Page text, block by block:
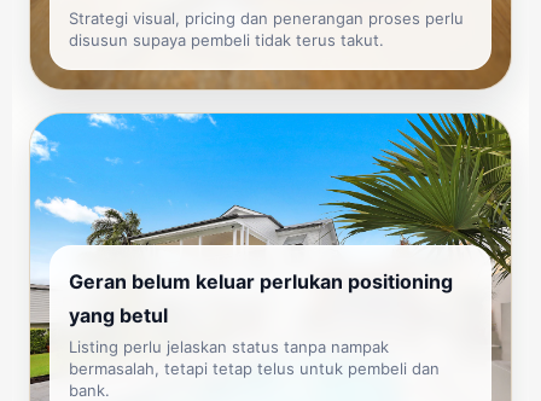
Strategi visual, pricing dan penerangan proses perlu
disusun supaya pembeli tidak terus takut.
Geran belum keluar perlukan positioning
yang betul
Listing perlu jelaskan status tanpa nampak
bermasalah, tetapi tetap telus untuk pembeli dan
bank.